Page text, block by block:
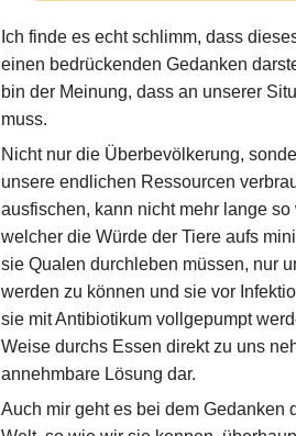
mich um meine Enkel
irgendwann nicht mehr da
ihre Enkel genauso
bedrückt mich zu tiefst.
Ich finde es sehr schade
"kleine" Mädchen um
PS: Bitte urteilt nicht über
persöhnliche Meinung!
Ich finde es echt schlimm, dass
einen bedrückenden Gedanken
bin der Meinung, dass an unserer
muss.
Nicht nur die Überbevölkerung,
unsere endlichen Ressourcen
ausfischen, kann nicht mehr lange
welcher die Würde der Tiere aufs
sie Qualen durchleben müssen, nur
werden zu können und sie vor
sie mit Antibiotikum vollgepumpt
Weise durchs Essen direkt zu uns
annehmbare Lösung dar.
Auch mir geht es bei dem Gedanken